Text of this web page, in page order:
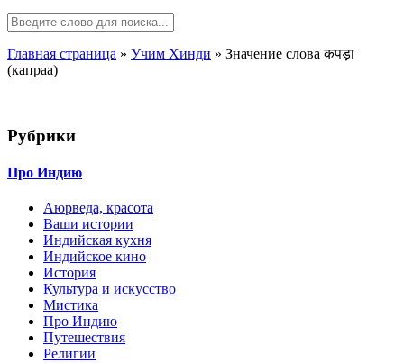
Главная страница » Учим Хинди » Значение слова कपड़ा
(капраа)
Рубрики
Про Индию
Аюрведа, красота
Ваши истории
Индийская кухня
Индийское кино
История
Культура и искусство
Мистика
Про Индию
Путешествия
Религии